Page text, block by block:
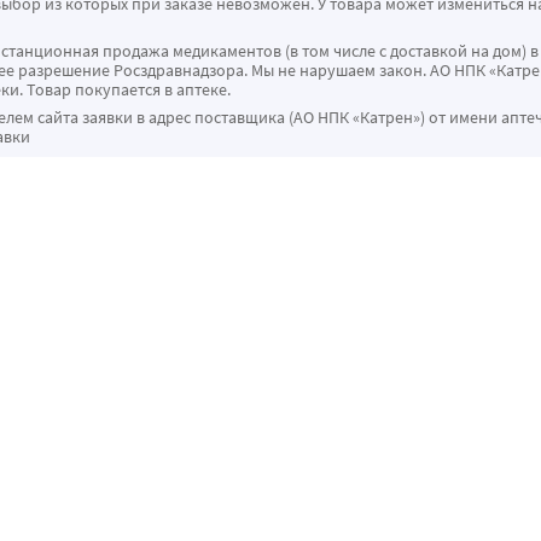
продажа медикаментов (в том числе с доставкой на дом) в
разрешение Росздравнадзора. Мы не нарушаем закон. АО НПК
Товар покупается в аптеке.
сайта заявки в адрес поставщика (АО НПК «Катрен») от имени